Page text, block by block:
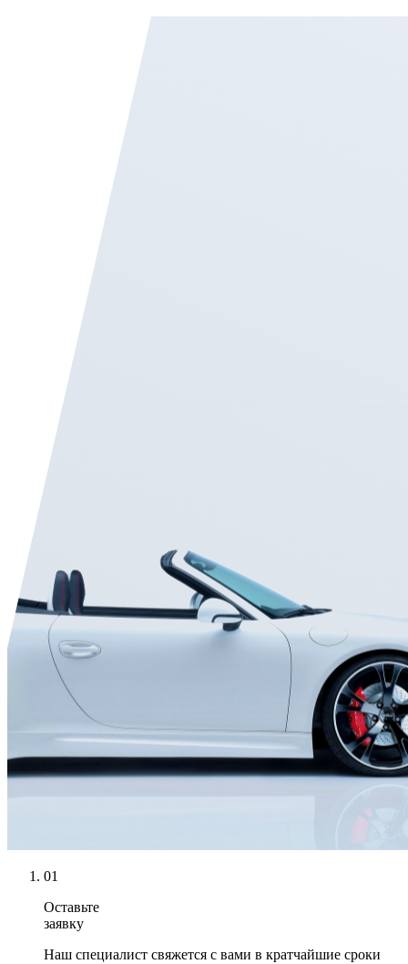
01
Оставьте
заявку
Наш специалист свяжется с вами в кратчайшие сроки